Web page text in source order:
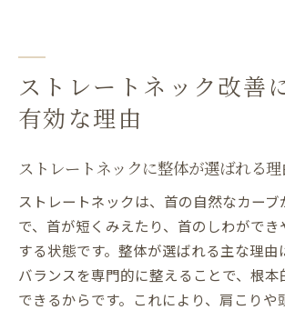
ストレートネック改善
有効な理由
ストレートネックに整体が選ばれる
ストレートネックは、首の自然なカーブ
で、首が短くみえたり、首のしわができ
する状態です。整体が選ばれる主な理由
バランスを専門的に整えることで、根
できるからです。これにより、肩こりや